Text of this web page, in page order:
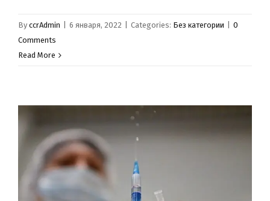
By ccrAdmin 6 января, 2022 Categories: Без категории
0
Comments
Read More